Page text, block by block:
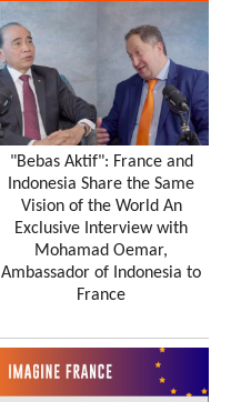
"Bebas Aktif": France and
Indonesia Share the Same
Vision of the World An
Exclusive Interview with
Mohamad Oemar,
Ambassador of Indonesia to
France